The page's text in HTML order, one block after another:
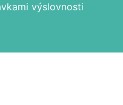
výslovnosti